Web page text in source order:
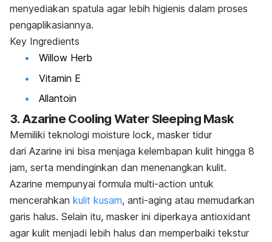
menyediakan spatula agar lebih higienis dalam proses
pengaplikasiannya.
Key Ingredients
Willow Herb
Vitamin E
Allantoin
3. Azarine Cooling Water Sleeping Mask
Memiliki teknologi moisture lock, masker tidur
dari Azarine ini bisa menjaga kelembapan kulit hingga 8
jam, serta mendinginkan dan menenangkan kulit.
Azarine mempunyai formula multi-action untuk
mencerahkan kulit kusam, anti-aging atau memudarkan
garis halus. Selain itu, masker ini diperkaya antioxidant
agar kulit menjadi lebih halus dan memperbaiki tekstur